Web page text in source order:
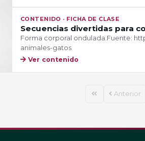
CONTENIDO · FICHA DE CLASE
Secuencias divertidas para
Forma corporal ondulada.Fuente:
animales-gatos
Ver contenido
Anterior